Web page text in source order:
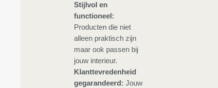
Stijlvol en
functioneel:
Producten die niet
alleen praktisch zijn
maar ook passen bij
jouw interieur.
Klanttevredenheid
gegarandeerd: Jouw